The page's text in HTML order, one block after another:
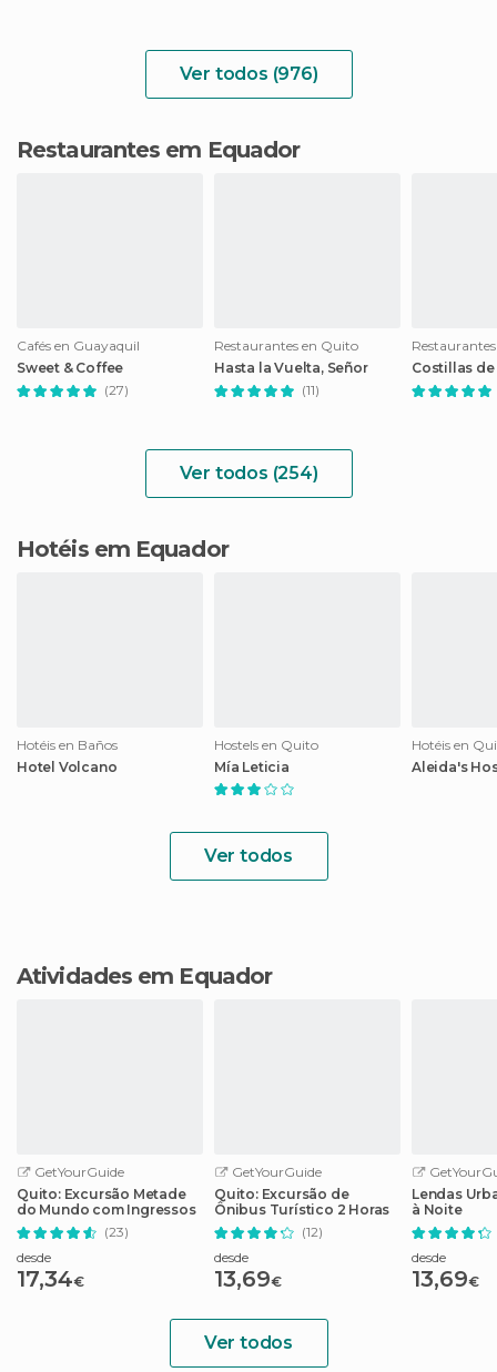
Ver todos (976)
Restaurantes em Equador
Cafés en Guayaquil
Sweet & Coffee
(27)
Restaurantes en Quito
Hasta la Vuelta, Señor
(11)
Costillas
Ver todos (254)
Hotéis em Equador
Hotéis en Baños
Hotel Volcano
Hostels en Quito
Mía Leticia
Hotéis en
Aleida's
Ver todos
Atividades em Equador
GetYourGuide
Quito: Excursão Metade
do Mundo com Ingressos
(23)
desde
17,34€
GetYourGuide
Quito: Excursão de
Ônibus Turístico 2 Horas
(12)
desde
13,69€
Lendas
à Noite
desde
13,69€
Ver todos